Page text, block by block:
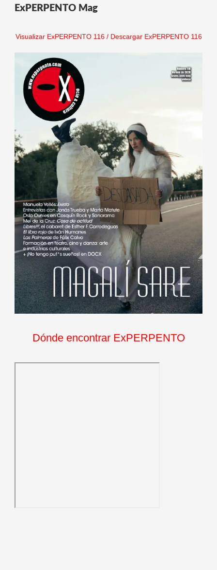
ExPERPENTO Mag
Visualizar ExPERPENTO 116/ Descargar ExPERPENTO 116
Dónde encontrar ExPERPENTO